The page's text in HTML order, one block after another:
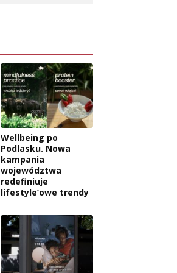
Wellbeing po
Podlasku. Nowa
kampania
województwa
redefiniuje
lifestyle’owe trendy